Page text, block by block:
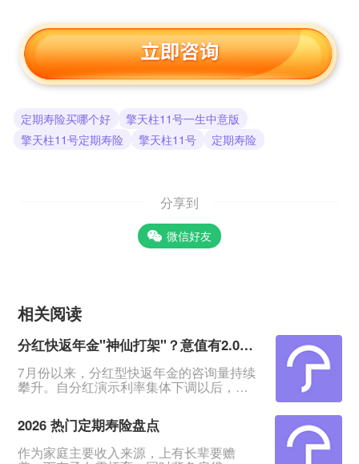
定期寿险买哪个好
擎天柱11号一生中意版
擎天柱11号定期寿险
擎天柱11号 定期寿险
分享到
微信好友
相关阅读
分红快返年金"神仙打架"？意值有2.0深度测评！
7月份以来，分红型快返年金的咨询量持续
攀升。自分红演示利率集体下调以后，相
2.9%、30年IRR约2.6%的表现，快返年金
从第5年末起就能领约3%的年金及红利，
能更能快速抓住客户的眼球。&nbsp;在整
体热度上升的同时，各家保险公司也纷纷
2026 热门定期寿险盘点
作为家庭主要收入来源，上有长辈要赡